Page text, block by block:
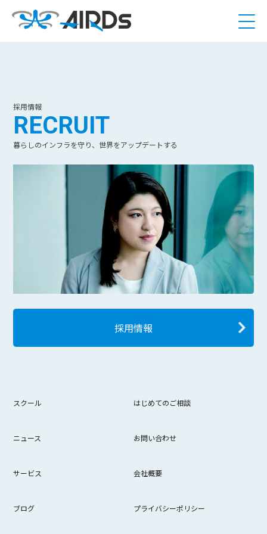
採用情報
RECRUIT
暮らしのインフラを守り、世界をアップデートする
採用情報
スクール はじめてのご相談
ニュース お問い合わせ
サービス 会社概要
ブログ プライバシーポリシー